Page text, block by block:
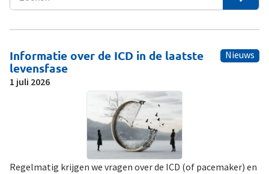
Nieuws
Informatie over de ICD in de laatste
levensfase
1 juli 2026
Regelmatig krijgen we vragen over de ICD (of pacemaker) en